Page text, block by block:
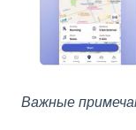
Важные